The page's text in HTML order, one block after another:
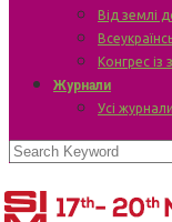
Від землі
Конгрес із
Журнали
Усі журнали